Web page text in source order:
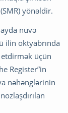
yönəldir.
ayda nüvə
ilin oktyabrında
üçün
Register”in
nəhənglərinin